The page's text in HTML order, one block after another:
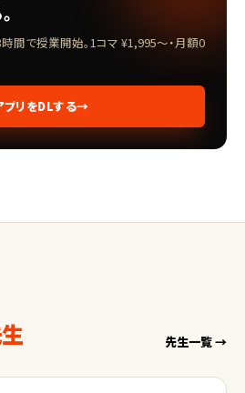
間で授業開始。1コマ ¥1,995〜・月額0
プリをDLする→
先生一覧 →